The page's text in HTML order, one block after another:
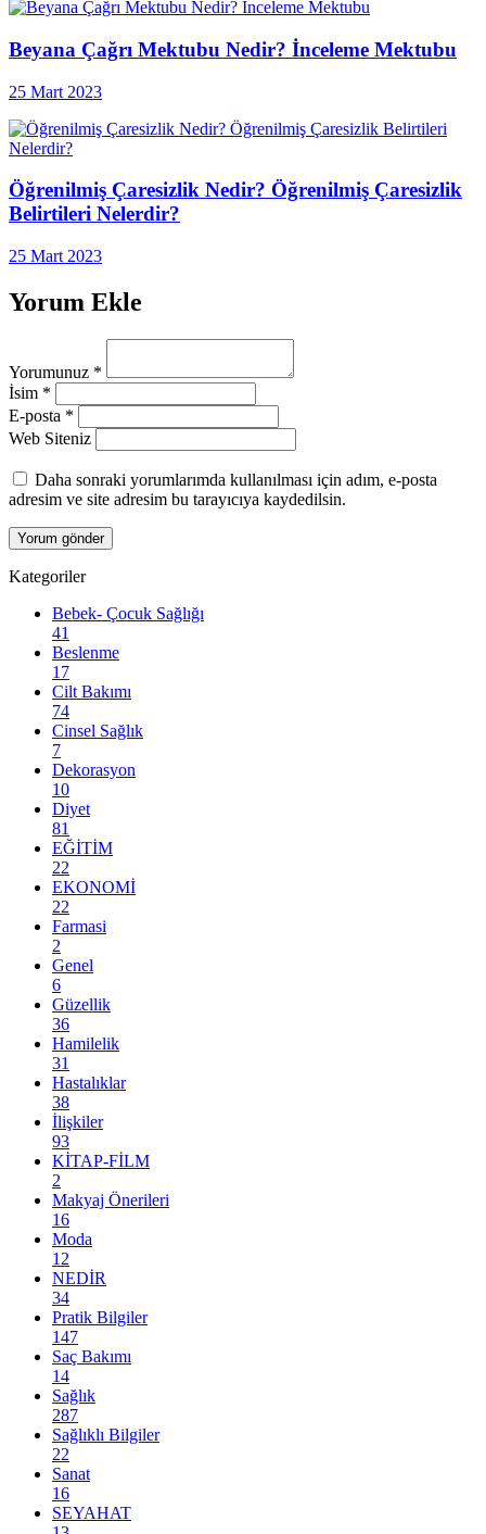
Beyana Çağrı Mektubu Nedir? İnceleme Mektubu
25 Mart 2023
Öğrenilmiş Çaresizlik Nedir? Öğrenilmiş Çaresizlik
Belirtileri Nelerdir?
25 Mart 2023
Yorum Ekle
Yorumunuz *
İsim *
E-posta *
Web Siteniz
Daha sonraki yorumlarımda kullanılması için adım, e-posta
adresim ve site adresim bu tarayıcıya kaydedilsin.
Kategoriler
Bebek- Çocuk Sağlığı
41
Beslenme
17
Cilt Bakımı
74
Cinsel Sağlık
7
Dekorasyon
10
Diyet
81
EĞİTİM
22
EKONOMİ
22
Farmasi
2
Genel
6
Güzellik
36
Hamilelik
31
Hastalıklar
38
İlişkiler
93
KİTAP-FİLM
2
Makyaj Önerileri
16
Moda
12
NEDİR
34
Pratik Bilgiler
147
Saç Bakımı
14
Sağlık
287
Sağlıklı Bilgiler
22
Sanat
16
SEYAHAT